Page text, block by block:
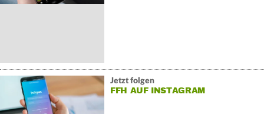
Jetzt folgen
FFH AUF INSTAGRAM